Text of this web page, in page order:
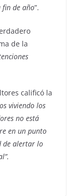
fin de año”.
de la
calificó la
viviendo los
no está
en un punto
de alertar lo